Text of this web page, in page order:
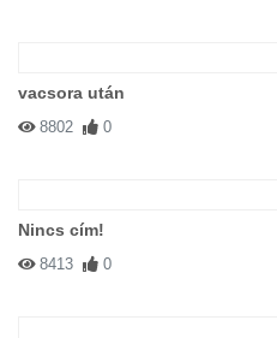
vacsora után
8802 0
Nincs cím!
8413 0